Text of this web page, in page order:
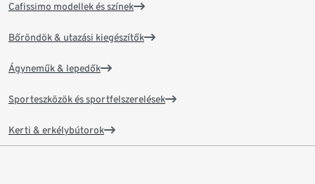
Cafissimo modellek és színek
Bőröndök & utazási kiegészítők
Ágyneműk & lepedők
Sporteszközök és sportfelszerelések
Kerti & erkélybútorok